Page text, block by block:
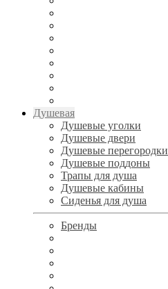
Душевая
Душевые уголки
Душевые двери
Душевые перегородки
Душевые поддоны
Трапы для душа
Душевые кабины
Сиденья для душа
Бренды